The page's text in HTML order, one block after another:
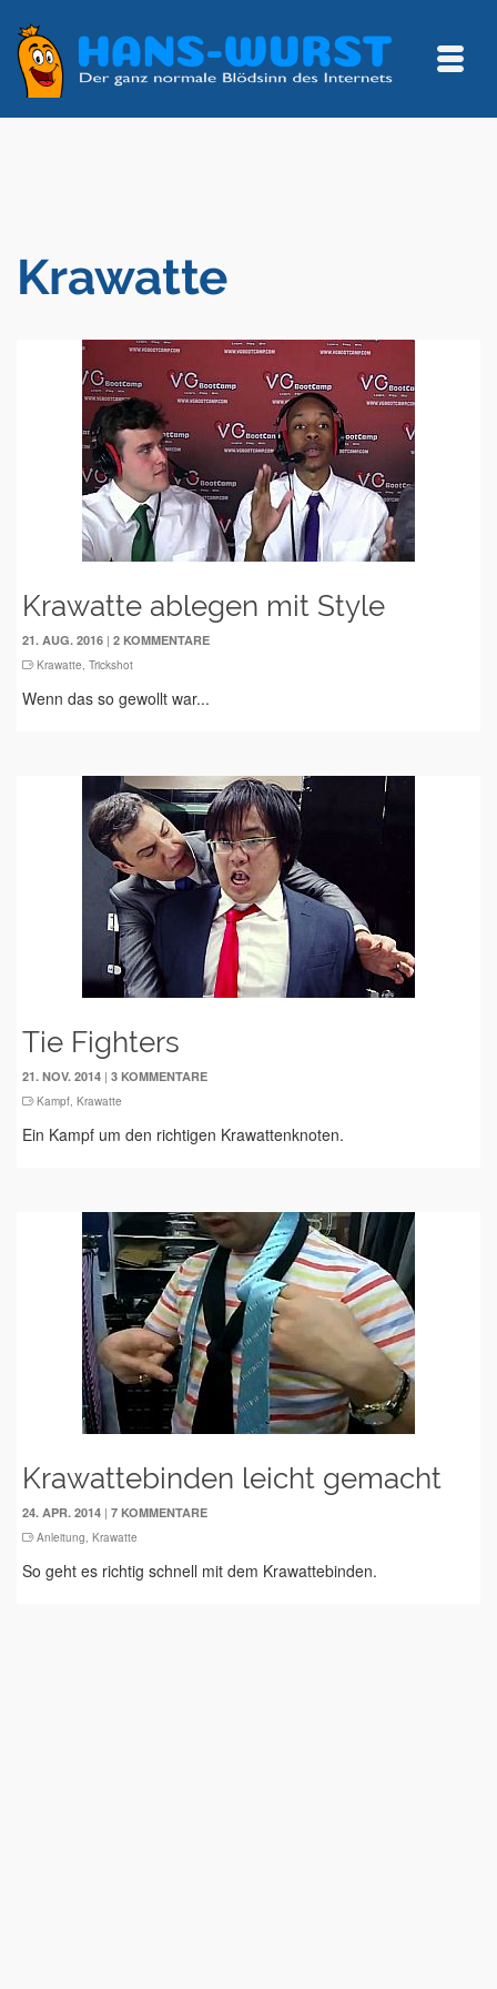
Krawatte
Krawatte ablegen mit Style
21. AUG. 2016 | 2 KOMMENTARE
Krawatte, Trickshot
Wenn das so gewollt war...
Tie Fighters
21. NOV. 2014 | 3 KOMMENTARE
Kampf, Krawatte
Ein Kampf um den richtigen Krawattenknoten.
Krawattebinden leicht gemacht
24. APR. 2014 | 7 KOMMENTARE
Anleitung, Krawatte
So geht es richtig schnell mit dem Krawattebinden.